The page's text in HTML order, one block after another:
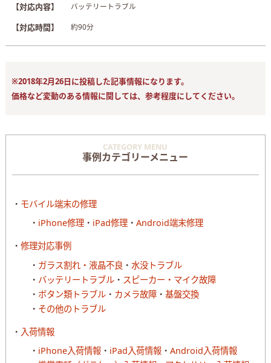
【対応内容】 バッテリートラブル
【対応時間】 約90分
※2018年2月26日に投稿した記事情報になります。
価格など変動のある情報に関しては、参考程度にしてください。
CATEGORY MENU
事例カテゴリーメニュー
モバイル端末の修理
iPhone修理
iPad修理 Android端末修理
修理対応事例
ガラス割れ・液晶不良
水没トラブル
バッテリートラブル
スピーカー・マイク故障
ボタン類トラブル
カメラ故障
基盤交換
その他のトラブル
入荷情報
iPhone入荷情報
iPad入荷情報
Android入荷情報